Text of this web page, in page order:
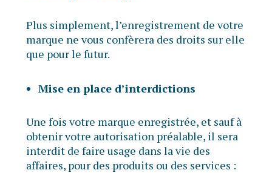
Plus simplement, l’enregistrement de votre
marque ne vous confèrera des droits sur elle
que pour le futur.
Mise en place d’interdictions
Une fois votre marque enregistrée, et sauf à
obtenir votre autorisation préalable, il sera
interdit de faire usage dans la vie des
affaires, pour des produits ou des services :